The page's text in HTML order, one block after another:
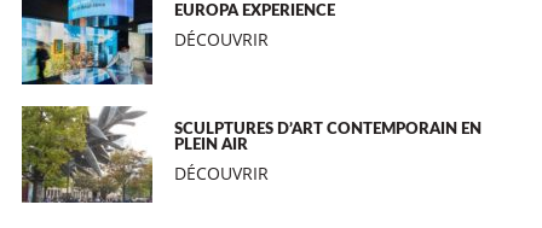
EUROPA EXPERIENCE
DÉCOUVRIR
SCULPTURES D’ART CONTEMPORAIN EN
PLEIN AIR
DÉCOUVRIR